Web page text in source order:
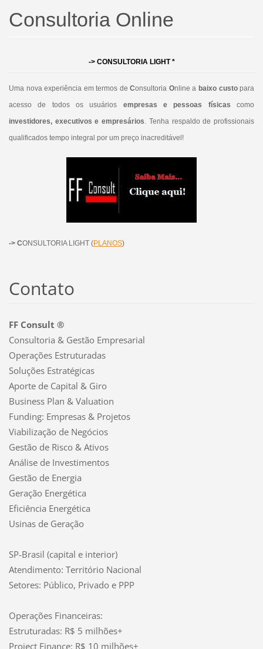
Consultoria Online
-> CONSULTORIA LIGHT*
Uma nova experiência em termos deConsultoria Online a baixo custopara
acesso de todos os usuários empresas e pessoas físicas como
investidores, executivos e empresários. Tenha respaldo de profissionais
qualificados tempo integral por um preço inacreditável!
-> CONSULTORIA LIGHT (PLANOS)
Contato
FF Consult ®
Consultoria & Gestão Empresarial
Operações Estruturadas
Soluções Estratégicas
Aporte de Capital & Giro
Business Plan & Valuation
Funding: Empresas & Projetos
Viabilização de Negócios
Gestão de Risco & Ativos
Análise de Investimentos
Gestão de Energia
Geração Energética
Eficiência Energética
Usinas de Geração
SP-Brasil (capital e interior)
Atendimento: Território Nacional
Setores: Público, Privado e PPP
Operações Financeiras:
Estruturadas: R$ 5 milhões+
Project Finance: R$ 10 milhões+